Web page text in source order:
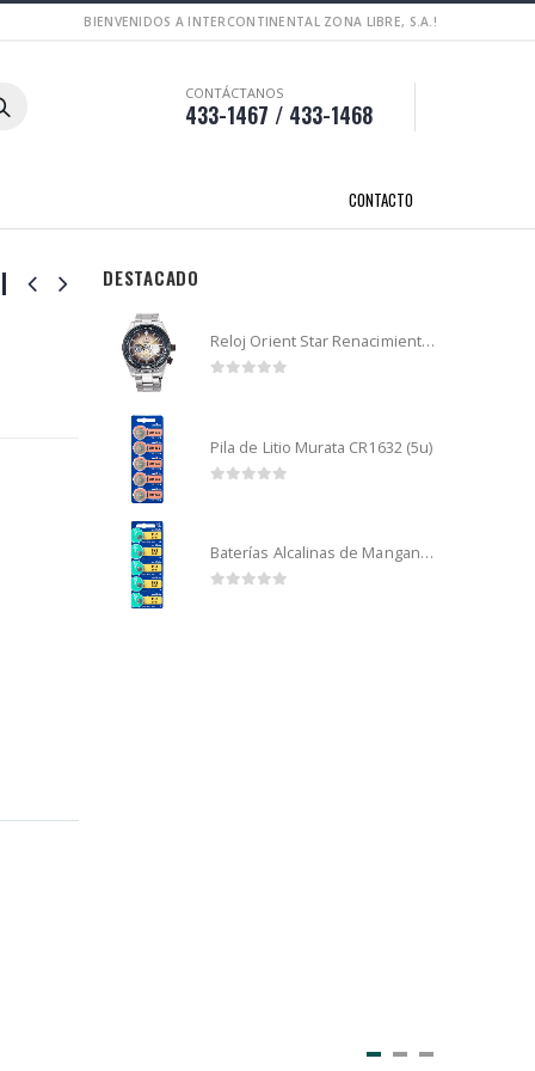
BIENVENIDOS A INTERCONTINENTAL ZONA LIBRE, S.A.!
CONTÁCTANOS
433-1467 / 433-1468
CONTACTO
DESTACADO
Reloj Orient Star Renacimiento mecánico - Retro Future Guitar - RA-AR0303G
Pila de Litio Murata CR1632 (5u)
Baterías Alcalinas de Manganeso Murata 192 (5u)